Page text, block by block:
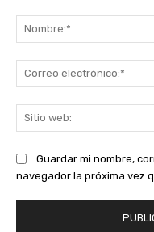
Guardar mi nombre,
navegador la próxima vez